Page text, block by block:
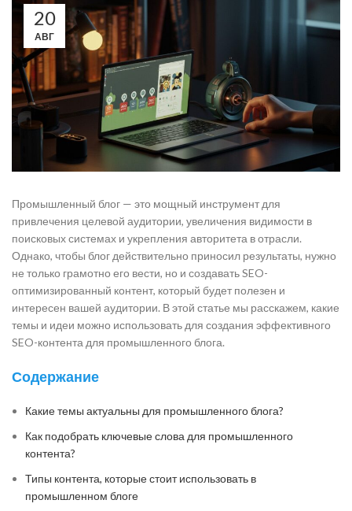
20
АВГ
Промышленный блог — это мощный инструмент для
привлечения целевой аудитории, увеличения видимости в
поисковых системах и укрепления авторитета в отрасли.
Однако, чтобы блог действительно приносил результаты, нужно
не только грамотно его вести, но и создавать SEO-
оптимизированный контент, который будет полезен и
интересен вашей аудитории. В этой статье мы расскажем, какие
темы и идеи можно использовать для создания эффективного
SEO-контента для промышленного блога.
Содержание
Какие темы актуальны для промышленного блога?
Как подобрать ключевые слова для промышленного
контента?
Типы контента, которые стоит использовать в
промышленном блоге